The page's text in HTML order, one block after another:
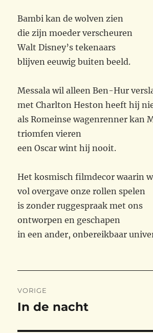
Bambi kan de wolven zien
die zijn moeder verscheuren
Walt Disney’s tekenaars
blijven eeuwig buiten beeld.
Messala wil alleen Ben-Hur
met Charlton Heston heeft hij
als Romeinse wagenrenner kan
triomfen vieren
een Oscar wint hij nooit.
Het kosmisch filmdecor waarin
vol overgave onze rollen spelen
is zonder ruggespraak met ons
ontworpen en geschapen
in een ander, onbereikbaar
navigatie
VORIGE
Vorig
In de nacht